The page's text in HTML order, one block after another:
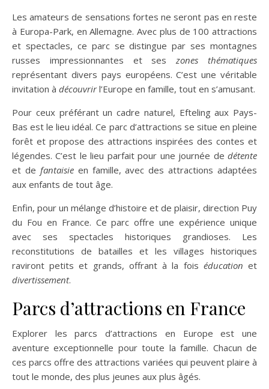
Les amateurs de sensations fortes ne seront pas en reste
à Europa-Park, en Allemagne. Avec plus de 100 attractions
et spectacles, ce parc se distingue par ses montagnes
russes impressionnantes et seszones thématiques
représentant divers pays européens. C’est une véritable
invitation à découvrirl’Europe en famille, tout en s’amusant.
Pour ceux préférant un cadre naturel, Efteling aux Pays-
Bas est le lieu idéal. Ce parc d’attractions se situe en pleine
forêt et propose des attractions inspirées des contes et
légendes. C’est le lieu parfait pour une journée de détente
et de fantaisieen famille, avec des attractions adaptées
aux enfants de tout âge.
Enfin, pour un mélange d’histoire et de plaisir, direction Puy
du Fou en France. Ce parc offre une expérience unique
avec ses spectacles historiques grandioses. Les
reconstitutions de batailles et les villages historiques
raviront petits et grands, offrant à la fois éducation et
divertissement.
Parcs d’attractions en France
Explorer les parcs d’attractions en Europe est une
aventure exceptionnelle pour toute la famille. Chacun de
ces parcs offre des attractions variées qui peuvent plaire à
tout le monde, des plus jeunes aux plus âgés.